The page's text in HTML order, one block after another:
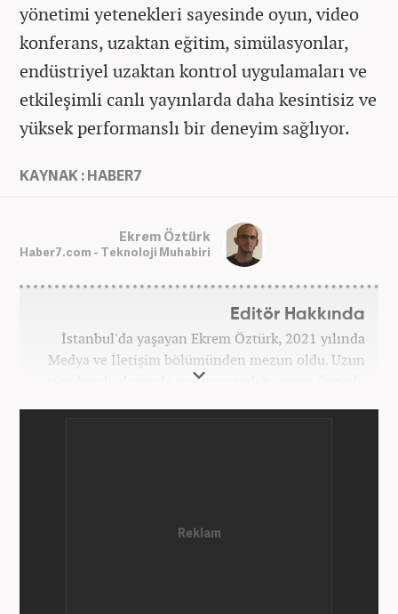
yönetimi yetenekleri sayesinde oyun, video
konferans, uzaktan eğitim, simülasyonlar,
endüstriyel uzaktan kontrol uygulamaları ve
etkileşimli canlı yayınlarda daha kesintisiz ve
yüksek performanslı bir deneyim sağlıyor.
KAYNAK : HABER7
Ekrem Öztürk
Haber7.com - Teknoloji Muhabiri
Editör Hakkında
İstanbul'da yaşayan Ekrem Öztürk, 2021 yılında
Medya ve İletişim bölümünden mezun oldu. Uzun
süre kendi alanında metin yazarlığı yapan Öztürk,